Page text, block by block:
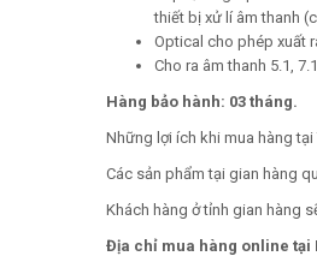
thiết bị xử lí âm thanh
Optical cho phép xuất
Cho ra âm thanh 5.1,
Hàng bảo hành: 03 tháng.
Những lợi ích khi mua hàng tại
Các sản phẩm tại gian hàng
Khách hàng ở tỉnh gian hàng
Địa chỉ mua hàng online tại